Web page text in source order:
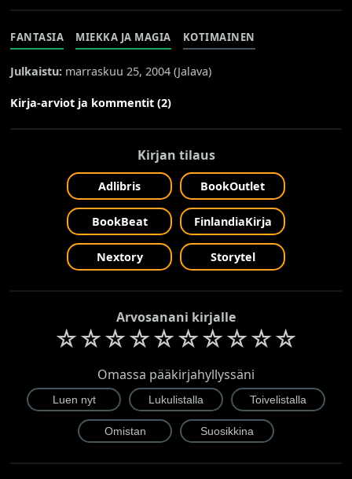
FANTASIA MIEKKA JA MAGIA KOTIMAINEN
Julkaistu: marraskuu 25, 2004 (Jalava)
Kirja-arviot ja kommentit (2)
Kirjan tilaus
Adlibris BookOutlet
BookBeat FinlandiaKirja
Nextory Storytel
Arvosanani kirjalle
☆☆☆☆☆☆☆☆☆☆
Omassa pääkirjahyllyssäni